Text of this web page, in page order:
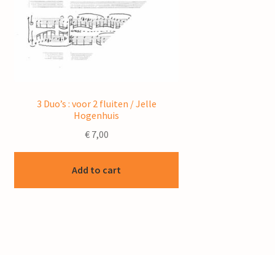
3 Duo’s : voor 2 fluiten / Jelle
Hogenhuis
€7,00
Add to cart